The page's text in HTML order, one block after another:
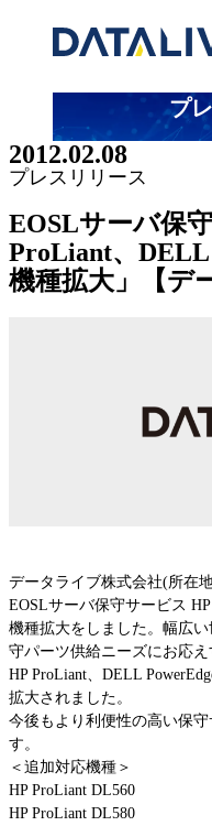
プ
対応メーカー
Dell EMC 第三者保守
HPE 第三者保守
NetApp 第三者保守
Oracle第三者保守
Juniper 第三者保守
NEC 第三者保守
EMC
Dell PowerEdge
HPEストレージ
HPEスイッチ
HPEサーバー
Oracleサーバー
Ciscoルータ
Cisco Catalyst
Ciscoワイヤレス
プ
2012.02.08
プレスリリース
​EOSLサーバ保
ProLiant、DELL
機種拡大」【デ
データライブ株式会社(所在
EOSLサーバ保守サービス
機種拡大をしました。幅広
守パーツ供給ニーズにお応え
HP ProLiant、DELL
拡大されました。
今後もより利便性の高い保
す。
＜追加対応機種＞
HP ProLiant DL560
HP ProLiant DL580